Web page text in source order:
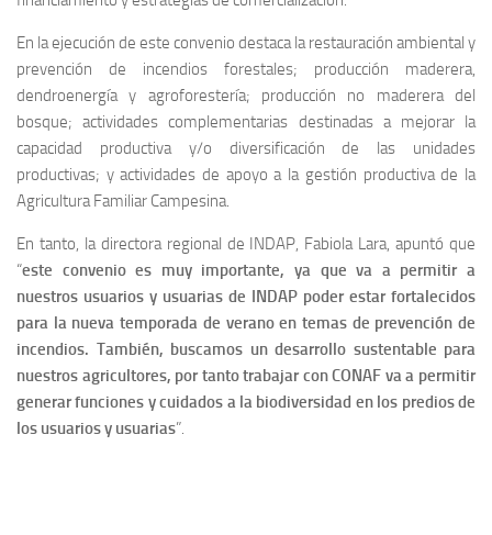
En la ejecución de este convenio destaca la restauración ambiental y
prevención de incendios forestales; producción maderera,
dendroenergía y agroforestería; producción no maderera del
bosque; actividades complementarias destinadas a mejorar la
capacidad productiva y/o diversificación de las unidades
productivas; y actividades de apoyo a la gestión productiva de la
Agricultura Familiar Campesina.
En tanto, la directora regional de INDAP, Fabiola Lara, apuntó que
“este convenio es muy importante, ya que va a permitir a
nuestros usuarios y usuarias de INDAP poder estar fortalecidos
para la nueva temporada de verano en temas de prevención de
incendios. También, buscamos un desarrollo sustentable para
nuestros agricultores, por tanto trabajar con CONAF va a permitir
generar funciones y cuidados a la biodiversidad en los predios de
los usuarios y usuarias”.